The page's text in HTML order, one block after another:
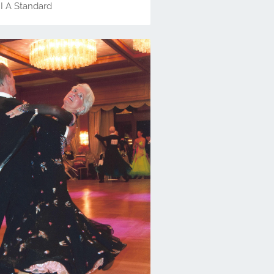
A Standard